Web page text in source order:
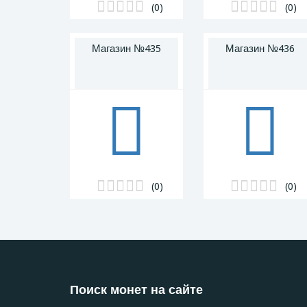
(0) (0)
Магазин №435
(0)
Магазин №436
(0)
Поиск монет на сайте